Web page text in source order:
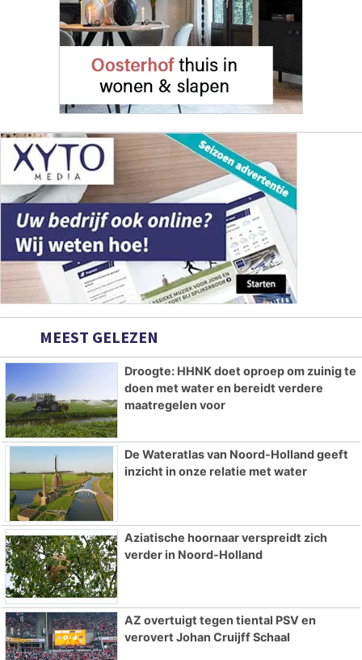
MEEST GELEZEN
Droogte: HHNK doet oproep om zuinig te
doen met water en bereidt verdere
maatregelen voor
De Wateratlas van Noord-Holland geeft
inzicht in onze relatie met water
Aziatische hoornaar verspreidt zich
verder in Noord-Holland
AZ overtuigt tegen tiental PSV en
verovert Johan Cruijff Schaal